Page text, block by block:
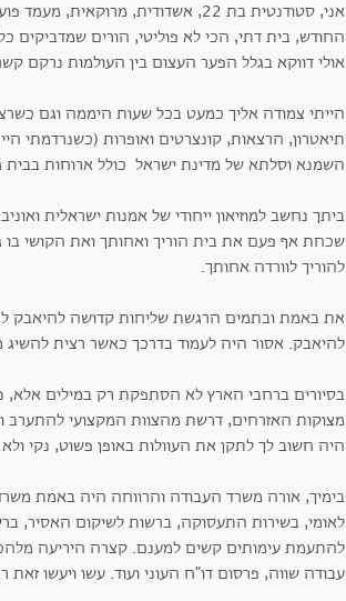
אני, סטודנטית בת 22, אשדודית,
החודש, בית דתי, הכי לא פוליטי, הורים
אולי דווקא בגלל הפער העצום בין העולמות נרקם
הייתי צמודה אליך כמעט בכל שעות היממה וגם
תיאטרון, הרצאות, קונצרטים ואופרות (כשנרדמתי
השמנא וסלתא של מדינת ישראל כולל ארוחות בבית
ביתך נחשב למוזיאון ייחודי של אמנות ישראלית
שכחת אף פעם את בית הוריך ואחותך ואת הקושי בו
להוריך לוורדה אחותך.
את באמת ובתמים הרגשת שליחות קדושה להיאבק
להיאבק. אסור היה לעמוד בדרכך כאשר רצית להשיג
בסיורים ברחבי הארץ לא הסתפקת רק במילים
מצוקות האזרחים, דרשת מהצוות המקצועי להתערב
היה חשוב לך לתקן את העוולות באופן פשוט, נקי
בימיך, אורה משרד העבודה והרווחה היה באמת
לאומי, בשירות התעסוקה, ברשות לשיקום האסיר,
להתעמת עימותים קשים למענם. קצרה היריעה
עבודה שווה, פרסום דו"ח העוני ועוד. עשו ויעשו זאת